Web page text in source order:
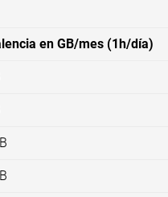
en GB/mes (1h/día)